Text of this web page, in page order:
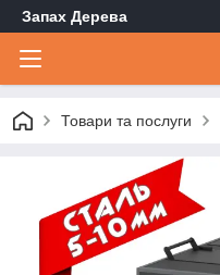
Запах Дерева
Товари та послуги